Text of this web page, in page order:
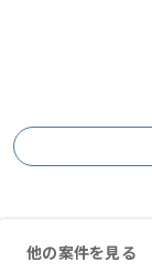
他の案件を見る